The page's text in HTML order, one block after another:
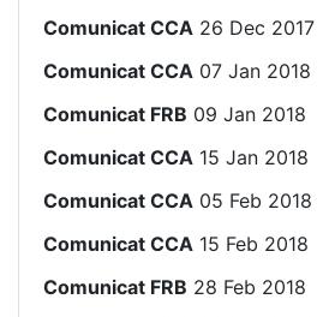
Comunicat CCA 26 Dec 2017
Comunicat CCA 07 Jan 2018
Comunicat FRB 09 Jan 2018
Comunicat CCA 15 Jan 2018
Comunicat CCA 05 Feb 2018
Comunicat CCA 15 Feb 2018
Comunicat FRB 28 Feb 2018